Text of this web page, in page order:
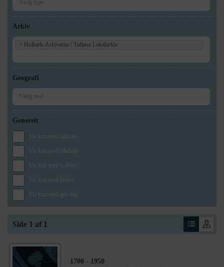
Arkiv
× Holbæk-Arkiverne / Tølløse Lokalarkiv
Geografi
Generelt
Vis kun med billeder
Vis kun med filmklip
Vis kun med lydklip
Vis kun med kilder
Vis kun med geo-tag
Side 1 af 1
1700 - 1950